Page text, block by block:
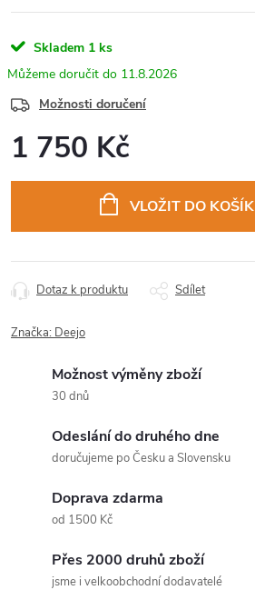
Skladem 1 ks
11.8.2026
Možnosti doručení
1 750 Kč
VLOŽIT DO
Dotaz k produktu Sdílet
Značka: Deejo
Možnost výměny zboží
30 dnů
Odeslání do druhého dne
doručujeme po Česku a Slovensku
Doprava zdarma
od 1500 Kč
Přes 2000 druhů zboží
jsme i velkoobchodní dodavatelé